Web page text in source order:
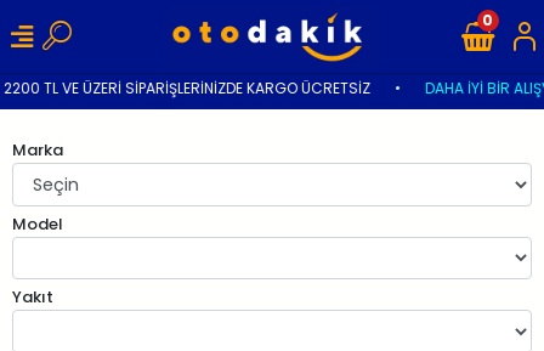
TL VE ÜZERİ SİPARİŞLERİNİZDE KARGO ÜCRETSİZ DAHA İYİ BİR
0
Marka
Model
Yakıt